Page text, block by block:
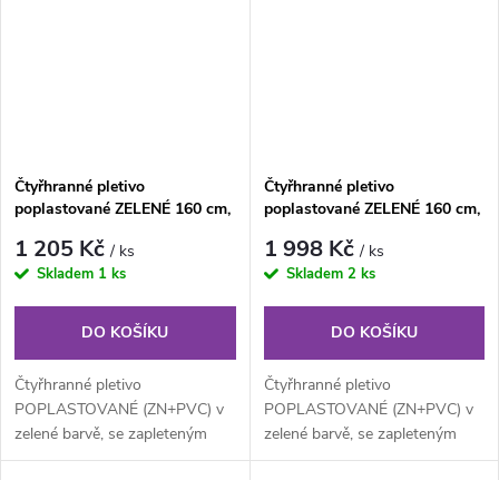
Čtyřhranné pletivo
poplastované ZELENÉ 160 cm,
napínacím drátem
1 205 Kč/ ks
Skladem 1 ks
DO KOŠÍKU
Čtyřhranné pletivo
POPLASTOVANÉ (ZN+PVC) v
zelené barvě, se zapleteným
napínacím drátem. Výška 160
Čtyřhranné pletivo
poplastované ZELENÉ 160 cm,
napínacím drátem
1 998 Kč/ ks
Skladem 2 ks
DO KOŠÍKU
Čtyřhranné pletivo
POPLASTOVANÉ (ZN+PVC) v
zelené barvě, se zapleteným
napínacím drátem. Výška 160